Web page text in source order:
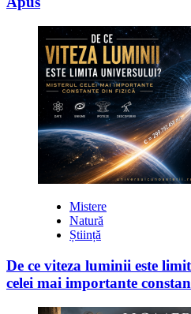
Mistere
Natură
Știință
De ce viteza luminii este
celei mai importante